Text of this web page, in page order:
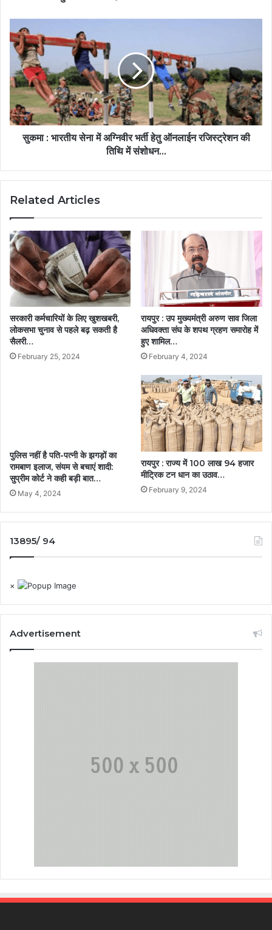
सुकमा : भारतीय सेना में अग्निवीर भर्ती हेतु ऑनलाईन रजिस्ट्रेशन की
तिथि में संशोधन...
Related Articles
सरकारी कर्मचारियों के लिए खुशखबरी,
लोकसभा चुनाव से पहले बढ़ सकती है
सैलरी…
February 25, 2024
रायपुर : उप मुख्यमंत्री अरुण साव जिला
अधिवक्ता संघ के शपथ ग्रहण समारोह में
हुए शामिल…
February 4, 2024
पुलिस नहीं है पति-पत्नी के झगड़ों का
रामबाण इलाज, संयम से बचाएं शादी:
सुप्रीम कोर्ट ने कही बड़ी बात…
May 4, 2024
रायपुर : राज्य में 100 लाख 94 हजार
मीट्रिक टन धान का उठाव…
February 9, 2024
13895/ 94
×
Advertisement